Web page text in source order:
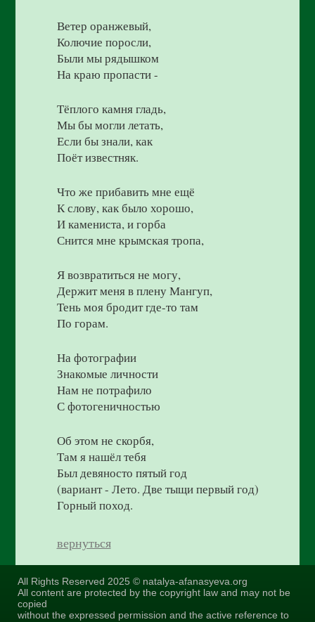
Ветер оранжевый,
Колючие поросли,
Были мы рядышком
На краю пропасти -
Тёплого камня гладь,
Мы бы могли летать,
Если бы знали, как
Поёт известняк.
Что же прибавить мне ещё
К слову, как было хорошо,
И камениста, и горба
Снится мне крымская тропа,
Я возвратиться не могу,
Держит меня в плену Мангуп,
Тень моя бродит где-то там
По горам.
На фотографии
Знакомые личности
Нам не потрафило
С фотогеничностью
Об этом не скорбя,
Там я нашёл тебя
Был девяносто пятый год
(вариант - Лето. Две тыщи первый год)
Горный поход.
вернуться
All Rights Reserved 2025 © natalya-afanasyeva.org
All content are protected by the copyright law and may not be
copied
without the expressed permission and the active reference to